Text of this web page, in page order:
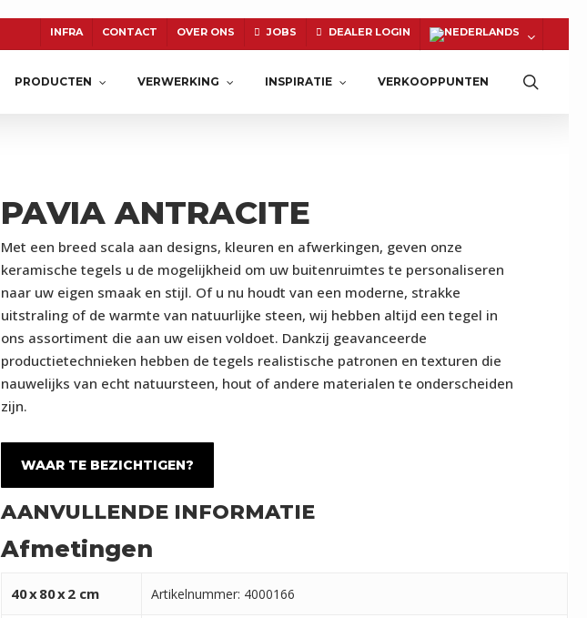
INFRA CONTACT OVER ONS JOBS DEALER LOGIN
PRODUCTEN
KERAMIEK NATUURSTEEN
VERWERKING INSPIRATIE VERKOOPPUNTEN
PAVIA ANTRACITE
Met een breed scala aan designs, kleuren en afwerkingen, geven onze
keramische tegels u de mogelijkheid om uw buitenruimtes te personaliseren
naar uw eigen smaak en stijl. Of u nu houdt van een moderne, strakke
uitstraling of de warmte van natuurlijke steen, wij hebben altijd een tegel in
ons assortiment die aan uw eisen voldoet. Dankzij geavanceerde
productietechnieken hebben de tegels realistische patronen en texturen die
nauwelijks van echt natuursteen, hout of andere materialen te onderscheiden
zijn.
WAAR TE BEZICHTIGEN?
AANVULLENDE INFORMATIE
Afmetingen
40x80x2 cm Artikelnummer: 4000166